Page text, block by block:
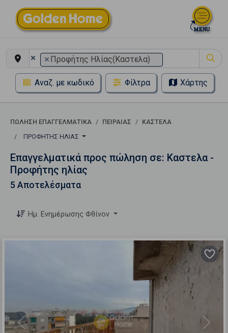
× × Προφήτης Ηλίας(Καστελα)
Αναζ. με κωδικό Φίλτρα Χάρτης
ΠΏΛΗΣΗ ΕΠΑΓΓΕΛΜΑΤΙΚΆ ΠΕΙΡΑΙΑΣ
ΚΑΣΤΕΛΑ
ΠΡΟΦΉΤΗΣ ΗΛΊΑΣ
Επαγγελματικά προς πώληση σε: Καστελα -
Προφήτης ηλίας
5 Αποτελέσματα
Ημ. Ενημέρωσης Φθίνον
Previous Next